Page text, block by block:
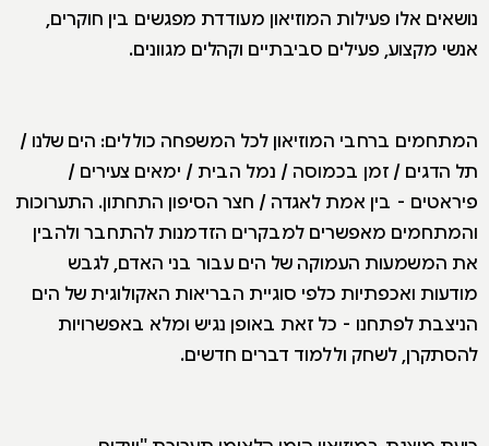
נושאים אלו פעילות המוזיאון מעודדת מפגשים בין חוקרים,
אנשי מקצוע, פעילים סביבתיים וקהלים מגוונים.
המתחמים ברחבי המוזיאון לכל המשפחה כוללים: הים שלנו /
תל הדגים / זמן בכמוסה / נמל הבית / ימאים צעירים /
פיראטים - בין אמת לאגדה / חצר הסיפון התחתון. התערוכות
והמתחמים מאפשרים למבקרים הזדמנות להתחבר ולהבין
את המשמעות העמוקה של הים עבור בני האדם, לגבש
מודעות ואכפתיות כלפי סוגיית הבריאות האקולוגית של הים
הניצבת לפתחנו - כל זאת באופן נגיש ומלא באפשרויות
להסתקרן, לשחק וללמוד דברים חדשים.